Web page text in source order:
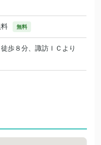
無料
歩８分、諏訪ＩＣより